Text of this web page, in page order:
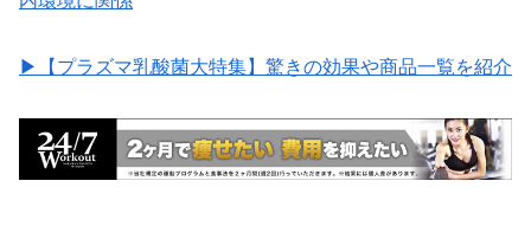
▶︎【プラズマ乳酸菌大特集】驚きの効果や商品一覧を紹介